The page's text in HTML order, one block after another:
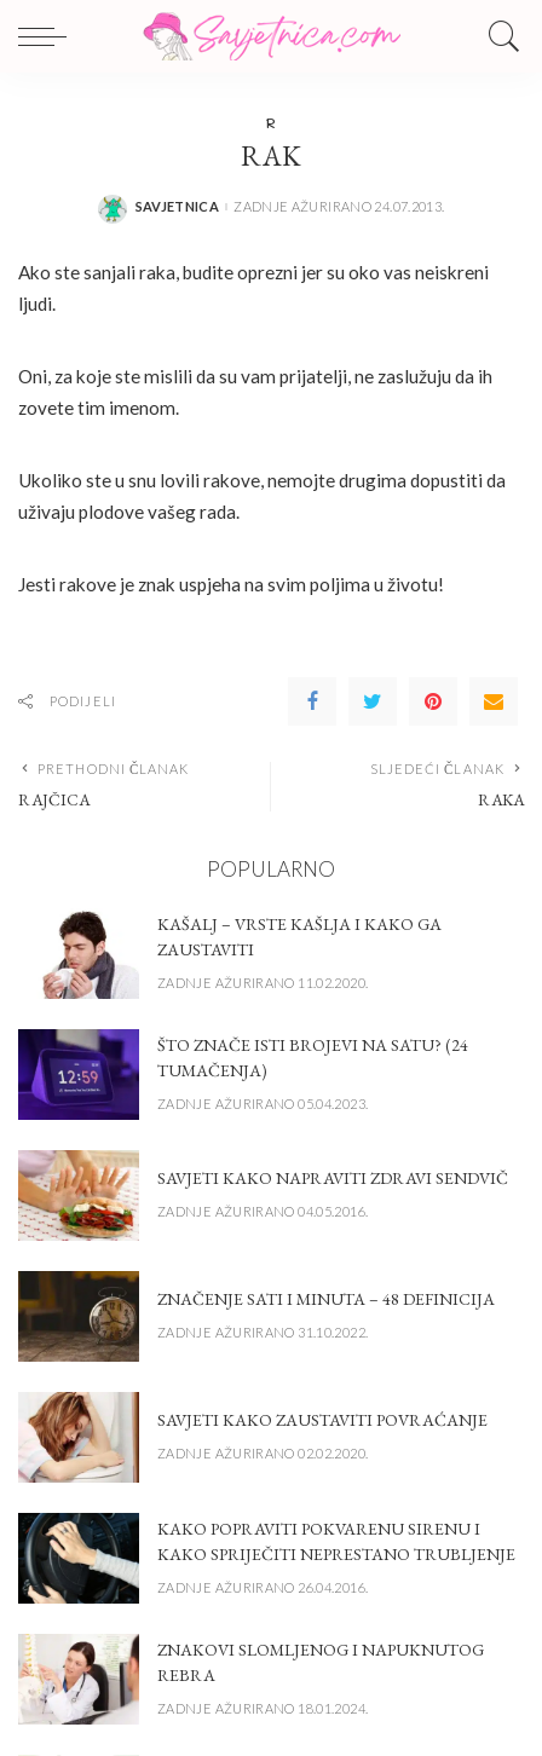
R
RAK
POSTED
SAVJETNICA ZADNJE AŽURIRANO 24.07.2013.
Ako ste sanjali raka, budite oprezni jer su oko vas neiskreni
ljudi.
Oni, za koje ste mislili da su vam prijatelji, ne zaslužuju da ih
zovete tim imenom.
Ukoliko ste u snu lovili rakove, nemojte drugima dopustiti da
uživaju plodove vašeg rada.
Jesti rakove je znak uspjeha na svim poljima u životu!
PODIJELI
PRETHODNI ČLANAK
RAJČICA
SLJEDEĆI ČLANAK
RAKA
POPULARNO
KAŠALJ – VRSTE KAŠLJA I KAKO GA
ZAUSTAVITI
ZADNJE AŽURIRANO 11.02.2020.
ŠTO ZNAČE ISTI BROJEVI NA SATU? (24
TUMAČENJA)
ZADNJE AŽURIRANO 05.04.2023.
SAVJETI KAKO NAPRAVITI ZDRAVI SENDVIČ
ZADNJE AŽURIRANO 04.05.2016.
ZNAČENJE SATI I MINUTA – 48 DEFINICIJA
ZADNJE AŽURIRANO 31.10.2022.
SAVJETI KAKO ZAUSTAVITI POVRAĆANJE
ZADNJE AŽURIRANO 02.02.2020.
KAKO POPRAVITI POKVARENU SIRENU I
KAKO SPRIJEČITI NEPRESTANO TRUBLJENJE
ZADNJE AŽURIRANO 26.04.2016.
ZNAKOVI SLOMLJENOG I NAPUKNUTOG
REBRA
ZADNJE AŽURIRANO 18.01.2024.